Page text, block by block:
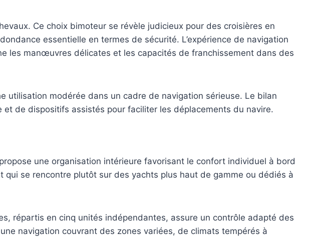
Ce choix bimoteur se révèle judicieux pour des croisières en
essentielle en termes de sécurité. L’expérience de navigation
les manœuvres délicates et les capacités de franchissement dans des
utilisation modérée dans un cadre de navigation sérieuse. Le bilan
de dispositifs assistés pour faciliter les déplacements du navire.
une organisation intérieure favorisant le confort individuel à bord
se rencontre plutôt sur des yachts plus haut de gamme ou dédiés à
répartis en cinq unités indépendantes, assure un contrôle adapté des
navigation couvrant des zones variées, de climats tempérés à